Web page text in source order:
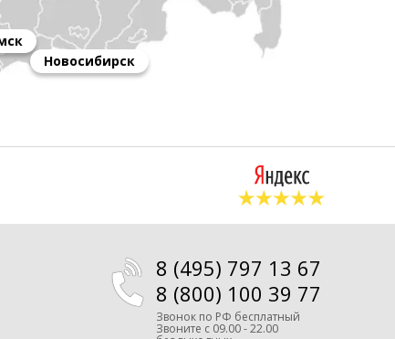
Новосибирск
8 (495) 797 13 67
8 (800) 100 39 77
Звонок по РФ бесплатный
Звоните с 09.00 - 22.00